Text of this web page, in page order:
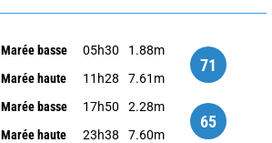
Marée basse 05h30
1.88m
Marée haute
11h28 7.61m
71
Marée basse 17h50
2.28m
Marée haute
23h38 7.60m
65